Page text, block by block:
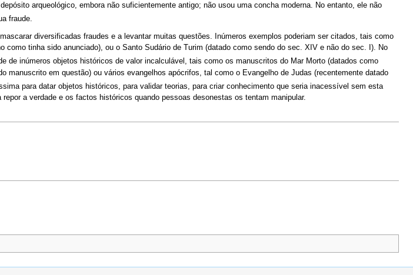
arqueológico, embora não suficientemente antigo; não usou uma concha moderna. No entanto, ele não
fraude.
diversificadas fraudes e a levantar muitas questões. Inúmeros exemplos poderiam ser citados, tais como
tinha sido anunciado), ou o Santo Sudário de Turim (datado como sendo do sec. XIV e não do sec. I). No
de inúmeros objetos históricos de valor incalculável, tais como os manuscritos do Mar Morto (datados como
manuscrito em questão) ou vários evangelhos apócrifos, tal como o Evangelho de Judas (recentemente datado
para datar objetos históricos, para validar teorias, para criar conhecimento que seria inacessível sem esta
a verdade e os factos históricos quando pessoas desonestas os tentam manipular.